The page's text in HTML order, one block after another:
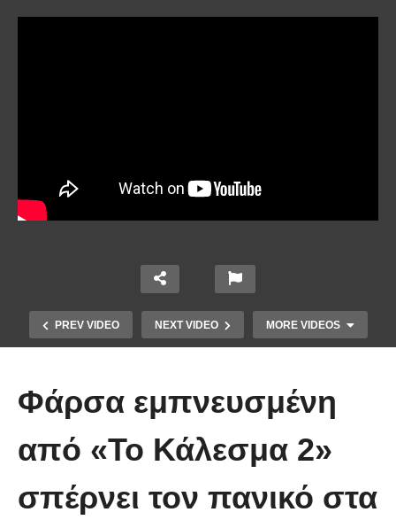
PREV VIDEO NEXT VIDEO MORE VIDEOS
Απολαυστικοί Μέριλ Στριπ και Τομ
Φάρσα εμπνευσμένη
από «Το Κάλεσμα 2»
σπέρνει τον πανικό στα